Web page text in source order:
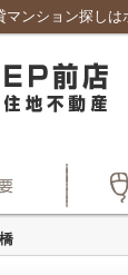
ンション探し